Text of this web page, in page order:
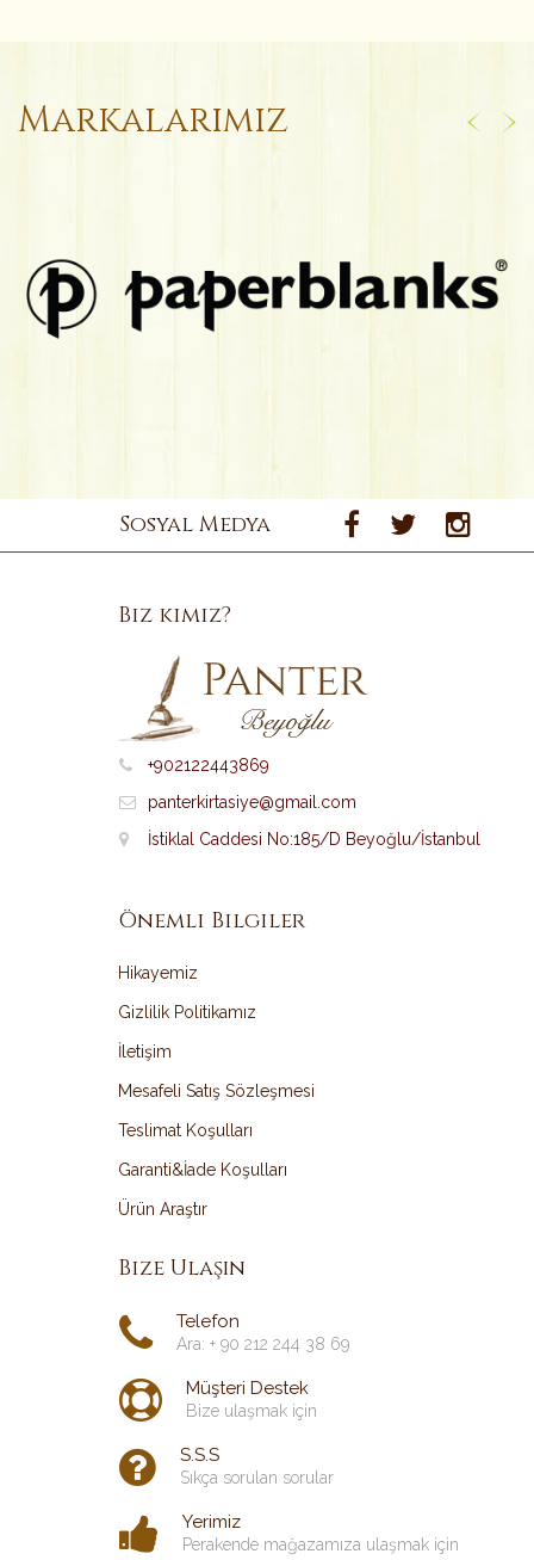
Markalarımız
Sosyal Medya
Biz kimiz?
+902122443869
panterkirtasiye@gmail.com
İstiklal Caddesi No:185/D Beyoğlu/İstanbul
Önemli Bilgiler
Hikayemiz
Gizlilik Politikamız
İletişim
Mesafeli Satış Sözleşmesi
Teslimat Koşulları
Garanti&İade Koşulları
Ürün Araştır
Bize Ulaşın
Telefon
Ara: + 90 212 244 38 69
Müşteri Destek
Bize ulaşmak için
S.S.S
Sıkça sorulan sorular
Yerimiz
Perakende mağazamıza ulaşmak için